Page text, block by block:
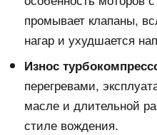
промывает клапаны,
нагар и ухудшается
Износ
перегревами,
масле и длительной
стиле вождения.